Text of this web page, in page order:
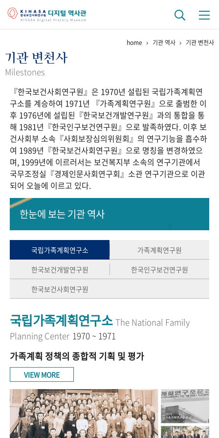
걸어온 길 기관 변천사
연구 역사
정책과 연구 키워드로 보는 연구 역사
연구자들
간행물 변천사
기록물 아카이브
사진 아카이브 문서 기록물 행정박물 영상 기록물
50+1 주년 기념
세계와 함께 한 KIHASA
VR 역사관
home 기관 역사 기관 변천사
기관 변천사
Milestones
『한국보건사회연구원』은 1970년 설립된 국립가족계획연
구소를 계승하여 1971년 『가족계획연구원』으로 출범한 이
후 1976년에 설립된『한국보건개발연구원』과의 통합을 통
해 1981년『한국인구보건연구원』으로 발족하였다. 이후 보
건사회부 소속『사회보장심의위원회』의 연구기능을 흡수하
여 1989년『한국보건사회연구원』으로 명칭을 변경하였으
며, 1999년에 이르러서는 보건복지부 소속의 연구기관에서
국무조정실『경제인문사회연구회』소관 연구기관으로 이관
되어 오늘에 이르고 있다.
한눈에 보는기관 역사
국립가족계획연구소
가족계획연구원
한국보건개발연구원
한국인구보건연구원
한국보건사회연구원
국립가족계획연구소 The National Family
Planning Center 1970 ~ 1971
가족계획 정책의 종합적 기획 및 평가
VIEW MORE